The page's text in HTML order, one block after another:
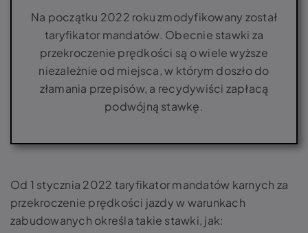
Na początku 2022 roku zmodyfikowany został
taryfikator mandatów. Obecnie stawki za
przekroczenie prędkości są o wiele wyższe
niezależnie od miejsca, w którym doszło do
złamania przepisów, a recydywiści zapłacą
podwójną stawkę.
Od 1 stycznia 2022 taryfikator mandatów karnych za
przekroczenie prędkości jazdy w warunkach
zabudowanych określa takie stawki, jak: